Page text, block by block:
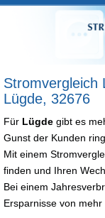
Stromvergleich
Lügde, 32676
Für Lügde gibt es
Gunst der Kunden
Mit einem
finden und Ihren
Bei einem
Ersparnisse von mehr